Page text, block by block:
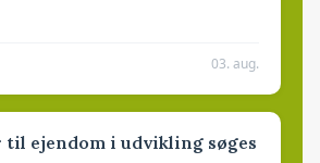
03. aug.
til ejendom i udvikling søges